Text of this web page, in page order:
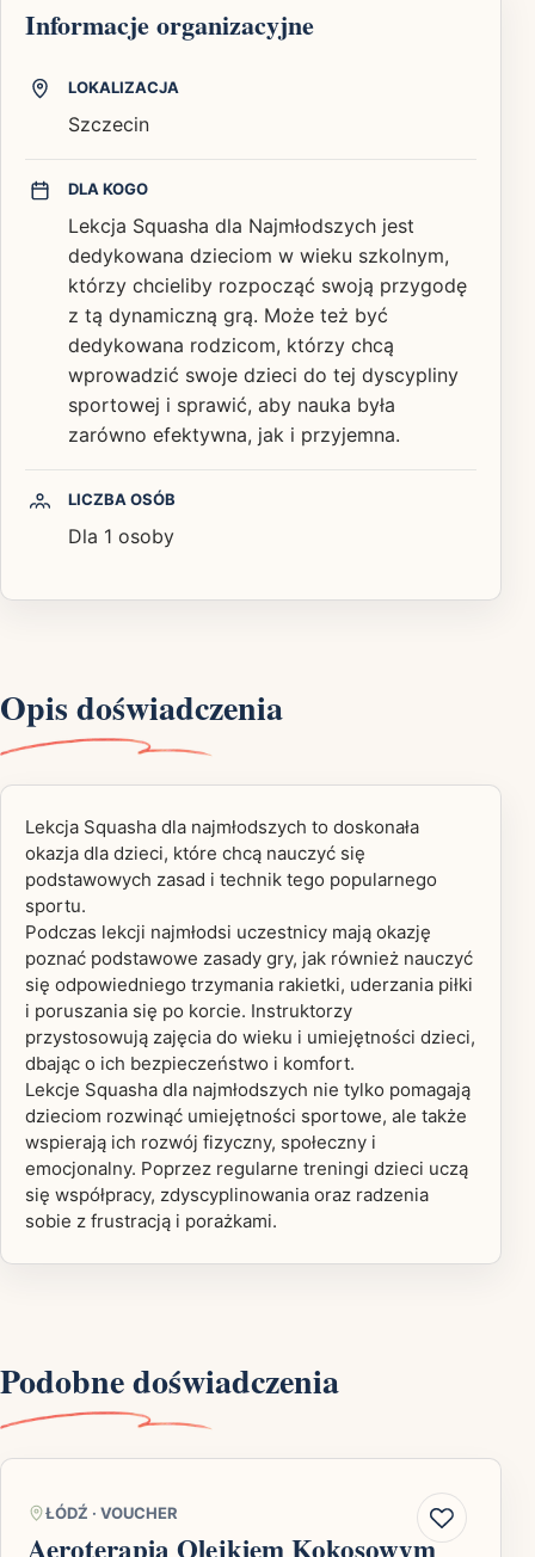
Informacje organizacyjne
LOKALIZACJA
Szczecin
DLA KOGO
Lekcja Squasha dla Najmłodszych jest
dedykowana dzieciom w wieku szkolnym,
którzy chcieliby rozpocząć swoją przygodę
z tą dynamiczną grą. Może też być
dedykowana rodzicom, którzy chcą
wprowadzić swoje dzieci do tej dyscypliny
sportowej i sprawić, aby nauka była
zarówno efektywna, jak i przyjemna.
LICZBA OSÓB
Dla 1 osoby
Opis doświadczenia
Lekcja Squasha dla najmłodszych to doskonała
okazja dla dzieci, które chcą nauczyć się
podstawowych zasad i technik tego popularnego
sportu.
Podczas lekcji najmłodsi uczestnicy mają okazję
poznać podstawowe zasady gry, jak również nauczyć
się odpowiedniego trzymania rakietki, uderzania piłki
i poruszania się po korcie. Instruktorzy
przystosowują zajęcia do wieku i umiejętności dzieci,
dbając o ich bezpieczeństwo i komfort.
Lekcje Squasha dla najmłodszych nie tylko pomagają
dzieciom rozwinąć umiejętności sportowe, ale także
wspierają ich rozwój fizyczny, społeczny i
emocjonalny. Poprzez regularne treningi dzieci uczą
się współpracy, zdyscyplinowania oraz radzenia
sobie z frustracją i porażkami.
Podobne doświadczenia
ŁÓDŹ · VOUCHER
Aeroterapia Olejkiem Kokosowym